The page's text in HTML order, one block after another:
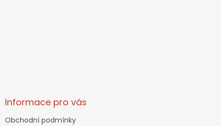
Informace pro vás
Obchodní podmínky